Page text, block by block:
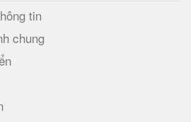
tin
chung